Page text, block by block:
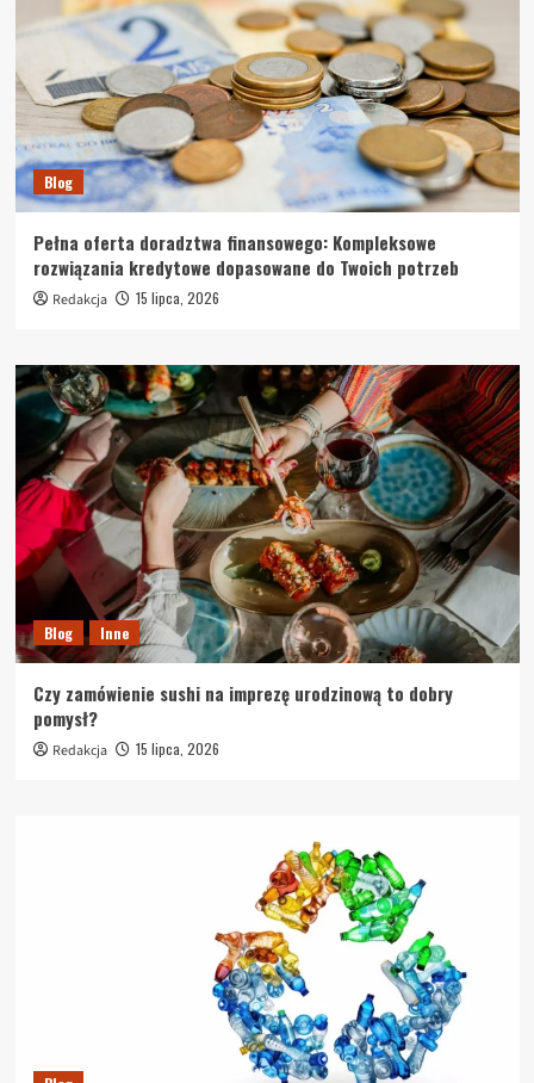
Blog
Pełna oferta doradztwa finansowego: Kompleksowe
rozwiązania kredytowe dopasowane do Twoich potrzeb
Redakcja 15 lipca, 2026
Blog Inne
Czy zamówienie sushi na imprezę urodzinową to dobry
pomysł?
Redakcja 15 lipca, 2026